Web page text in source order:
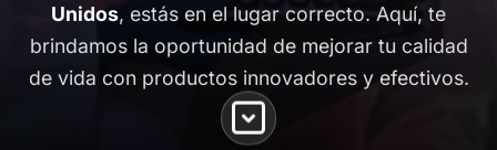
Unidos, estás en el lugar correcto. Aquí, te
brindamos la oportunidad de mejorar tu calidad
de vida con productos innovadores y efectivos.